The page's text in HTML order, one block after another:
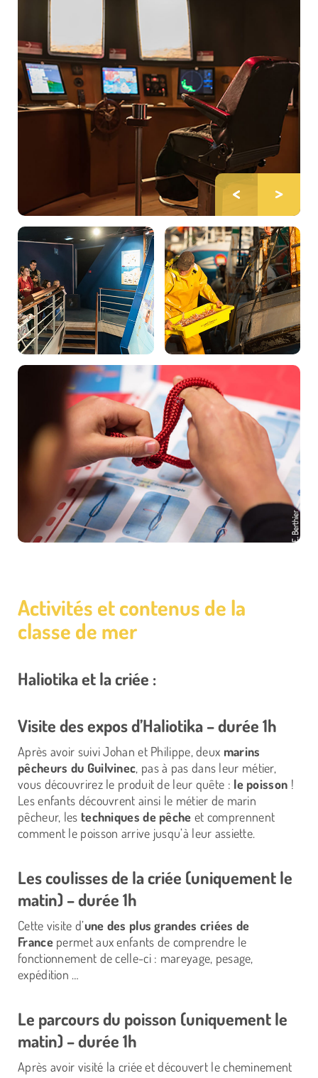
Activités et contenus de la
classe de mer
Haliotika et la criée :
Visite des expos d’Haliotika – durée 1h
Après avoir suivi Johan et Philippe, deux marins
pêcheurs du Guilvinec, pas à pas dans leur métier,
vous découvrirez le produit de leur quête : le poisson !
Les enfants découvrent ainsi le métier de marin
pêcheur, les techniques de pêche et comprennent
comment le poisson arrive jusqu’à leur assiette.
Les coulisses de la criée (uniquement le
matin) – durée 1h
Cette visite d’une des plus grandes criées de
Francepermet aux enfants de comprendre le
fonctionnement de celle-ci : mareyage, pesage,
expédition …
Le parcours du poisson (uniquement le
matin) – durée 1h
Après avoir visité la criée et découvert le cheminement